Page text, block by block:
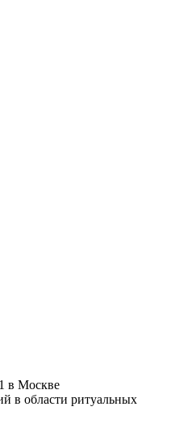
в Москве
в области ритуальных